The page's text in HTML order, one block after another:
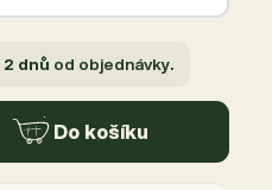
2 dnů od objednávky.
Do košíku